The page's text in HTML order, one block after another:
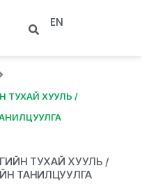
EN
ТУХАЙ ХУУЛЬ /
ТУХАЙ ХУУЛЬ /
ТАНИЛЦУУЛГА